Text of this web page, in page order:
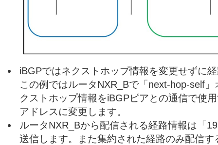
iBGPではネクストホップ情報を変更せずに
この例ではルータNXR_Bで「next-hop-self
クストホップ情報をiBGPピアとの通信で使
アドレスに変更します。
ルータNXR_Bから配信される経路情報は「
送信します。また集約された経路のみ配信